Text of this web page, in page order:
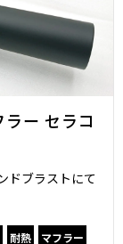
ー セラコ
ドブラストにて
耐熱 マフラー